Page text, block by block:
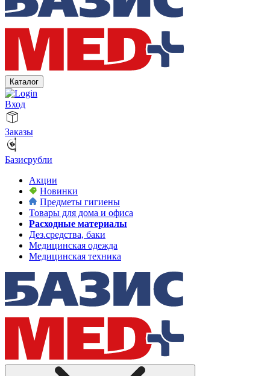
Каталог
Вход
Заказы
Базисрубли
Акции
Новинки
Предметы гигиены
Товары для дома и офиса
Расходные материалы
Дез.средства, баки
Медицинская одежда
Медицинская техника